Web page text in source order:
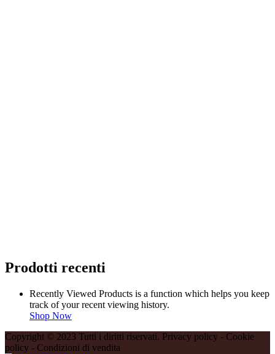
Prodotti recenti
Recently Viewed Products is a function which helps you keep
track of your recent viewing history.
Shop Now
Copyright © 2023 Tutti i diritti riservati. Privacy policy - Cookie
policy - Condizioni di vendita